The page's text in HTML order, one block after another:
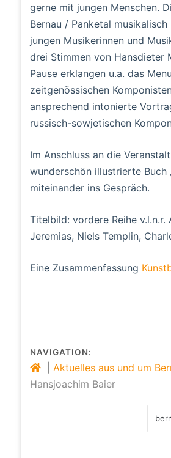
gerne mit jungen Menschen.
Bernau / Panketal
jungen Musikerinnen und
drei Stimmen von Hansdieter
Pause erklangen u.a. das
zeitgenössischen
ansprechend intonierte
russisch-sowjetischen
Im Anschluss an die
wunderschön illustrierte Buch
miteinander ins Gespräch.
Titelbild: vordere Reihe v.l.n.r.
Jeremias, Niels Templin,
Eine Zusammenfassung
NAVIGATION:
Aktuelles aus und um
Hansjoachim Baier